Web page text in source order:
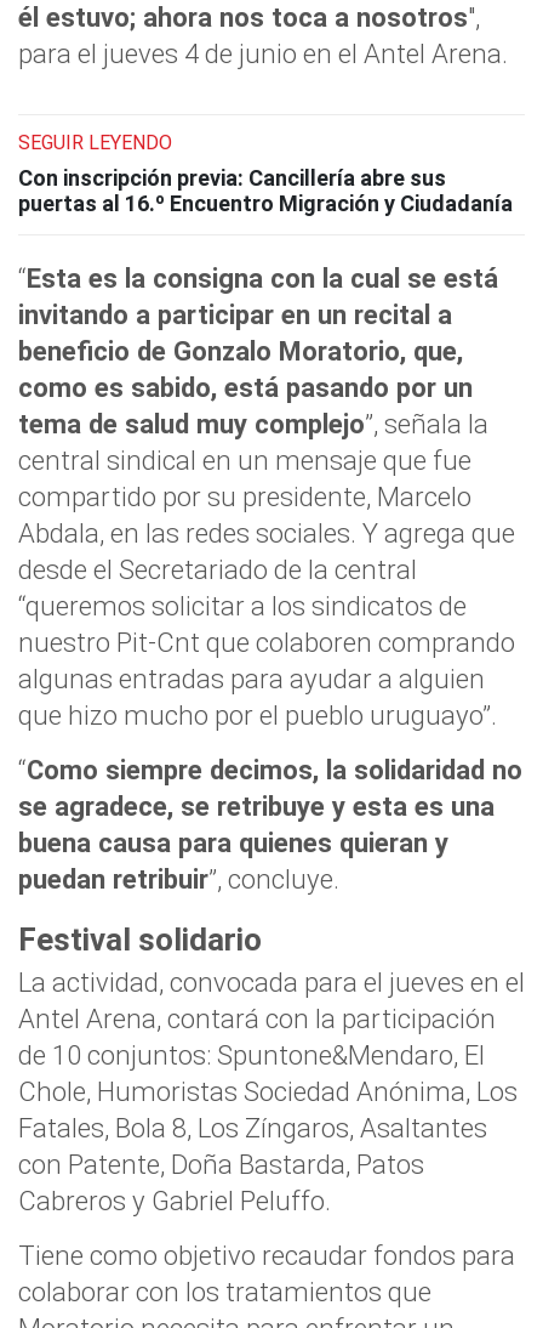
él estuvo; ahora nos toca a nosotros",
para el jueves 4 de junio en el Antel Arena.
SEGUIR LEYENDO
Con inscripción previa: Cancillería abre sus
puertas al 16.º Encuentro Migración y Ciudadanía
“Esta es la consigna con la cual se está
invitando a participar en un recital a
beneficio de Gonzalo Moratorio, que,
como es sabido, está pasando por un
tema de salud muy complejo”, señala la
central sindical en un mensaje que fue
compartido por su presidente, Marcelo
Abdala, en las redes sociales. Y agrega que
desde el Secretariado de la central
“queremos solicitar a los sindicatos de
nuestro Pit-Cnt que colaboren comprando
algunas entradas para ayudar a alguien
que hizo mucho por el pueblo uruguayo”.
“Como siempre decimos, la solidaridad no
se agradece, se retribuye y esta es una
buena causa para quienes quieran y
puedan retribuir”, concluye.
Festival solidario
La actividad, convocada para el jueves en el
Antel Arena, contará con la participación
de 10 conjuntos: Spuntone&Mendaro, El
Chole, Humoristas Sociedad Anónima, Los
Fatales, Bola 8, Los Zíngaros, Asaltantes
con Patente, Doña Bastarda, Patos
Cabreros y Gabriel Peluffo.
Tiene como objetivo recaudar fondos para
colaborar con los tratamientos que